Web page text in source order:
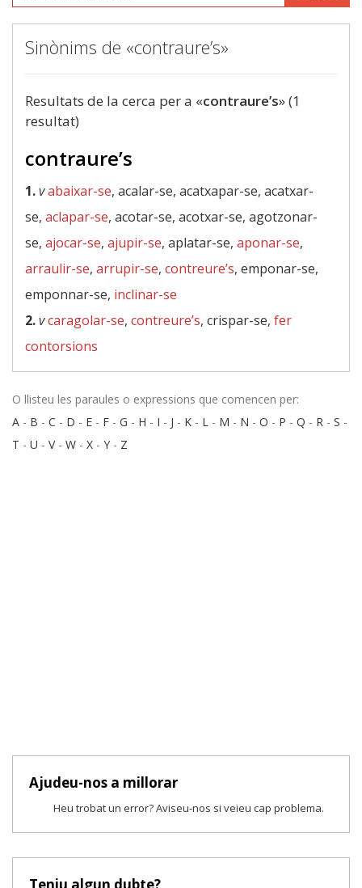
Sinònims de «contraure’s»
Resultats de la cerca per a «contraure’s» (1
resultat)
contraure’s
1.vabaixar-se, acalar-se, acatxapar-se, acatxar-
se, aclapar-se, acotar-se, acotxar-se, agotzonar-
se, ajocar-se, ajupir-se, aplatar-se, aponar-se,
arraulir-se, arrupir-se, contreure’s, emponar-se,
emponnar-se, inclinar-se
2.vcaragolar-se, contreure’s, crispar-se, fer
contorsions
O llisteu les paraules o expressions que comencen per:
A - B - C - D - E - F - G - H - I - J - K - L - M - N - O - P - Q - R - S -
T - U - V- W - X - Y - Z
Ajudeu-nos a millorar
Heu trobat un error? Aviseu-nos si veieu cap problema.